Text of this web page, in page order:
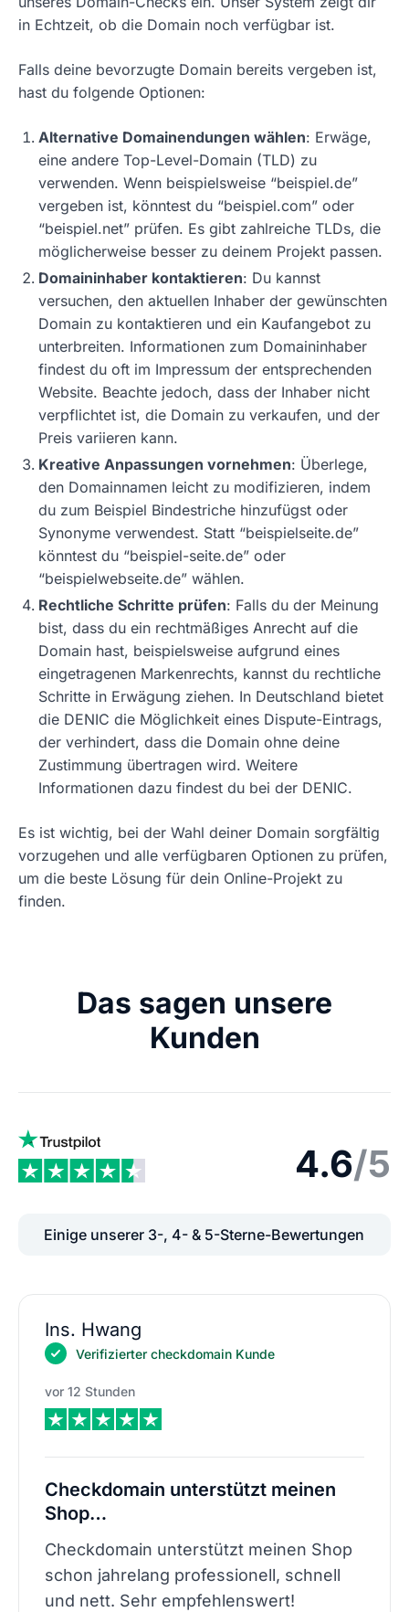
in Echtzeit, ob die Domain noch verfügbar ist.
Falls deine bevorzugte Domain bereits vergeben ist,
hast du folgende Optionen:
Alternative Domainendungen wählen: Erwäge,
eine andere Top-Level-Domain (TLD) zu
verwenden. Wenn beispielsweise “beispiel.de”
vergeben ist, könntest du “beispiel.com” oder
“beispiel.net” prüfen. Es gibt zahlreiche TLDs, die
möglicherweise besser zu deinem Projekt passen.
Domaininhaber kontaktieren: Du kannst
versuchen, den aktuellen Inhaber der gewünschten
Domain zu kontaktieren und ein Kaufangebot zu
unterbreiten. Informationen zum Domaininhaber
findest du oft im Impressum der entsprechenden
Website. Beachte jedoch, dass der Inhaber nicht
verpflichtet ist, die Domain zu verkaufen, und der
Preis variieren kann.
Kreative Anpassungen vornehmen: Überlege,
den Domainnamen leicht zu modifizieren, indem
du zum Beispiel Bindestriche hinzufügst oder
Synonyme verwendest. Statt “beispielseite.de”
könntest du “beispiel-seite.de” oder
“beispielwebseite.de” wählen.
Rechtliche Schritte prüfen: Falls du der Meinung
bist, dass du ein rechtmäßiges Anrecht auf die
Domain hast, beispielsweise aufgrund eines
eingetragenen Markenrechts, kannst du rechtliche
Schritte in Erwägung ziehen. In Deutschland bietet
die DENIC die Möglichkeit eines Dispute-Eintrags,
der verhindert, dass die Domain ohne deine
Zustimmung übertragen wird. Weitere
Informationen dazu findest du bei der DENIC.
Es ist wichtig, bei der Wahl deiner Domain sorgfältig
vorzugehen und alle verfügbaren Optionen zu prüfen,
um die beste Lösung für dein Online-Projekt zu
finden.
Das sagen unsere
Kunden
4.6/5
Einige unserer 3-, 4- & 5-Sterne-Bewertungen
Ins. Hwang
Verifizierter checkdomain Kunde
vor 12 Stunden
Checkdomain unterstützt meinen
Shop…
Checkdomain unterstützt meinen Shop
schon jahrelang professionell, schnell
und nett. Sehr empfehlenswert!